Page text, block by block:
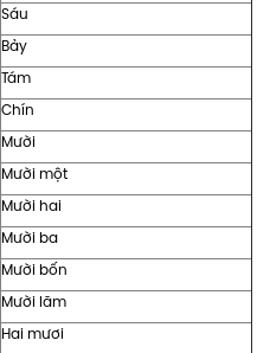
Sáu
Bảy
Tám
Chín
Mười
Mười một
Mười hai
Mười ba
Mười bốn
Mười lăm
Hai mươi